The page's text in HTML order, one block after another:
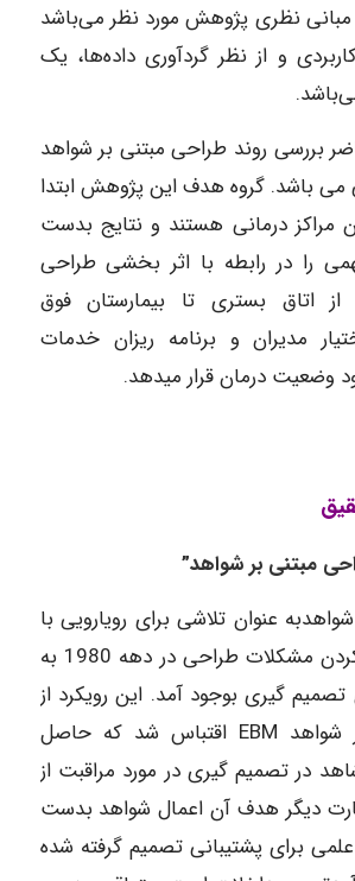
مبانی نظری پژوهش مورد نظر می‌باشد
و از نظر گردآوری داده‌ها، یک
بررسی روند طراحی مبتنی بر شواهد
می باشد. گروه هدف این پژوهش ابتدا
مراکز درمانی هستند و نتایج بدست
را در رابطه با اثر بخشی طراحی
از اتاق بستری تا بیمارستان فوق
مدیران و برنامه ریزان خدمات
وضعیت درمان قرار می­دهد.
مبتنی بر شواهد”
عنوان تلاشی برای رویارویی با
نیاز­ها و بر­طرف کردن مشکلات طراحی در دهه 1980 به
گیری بوجود آمد. این رویکرد از
پزشکی مبتنی بر شواهد EBM اقتباس شد که حاصل
در تصمیم­ گیری در مورد مراقبت از
دیگر هدف آن اعمال شواهد بدست
برای پشتیبانی تصمیم گرفته شده